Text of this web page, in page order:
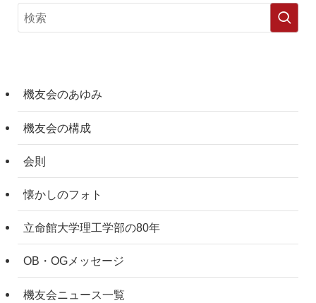
機友会のあゆみ
機友会の構成
会則
懐かしのフォト
立命館大学理工学部の80年
OB・OGメッセージ
機友会ニュース一覧